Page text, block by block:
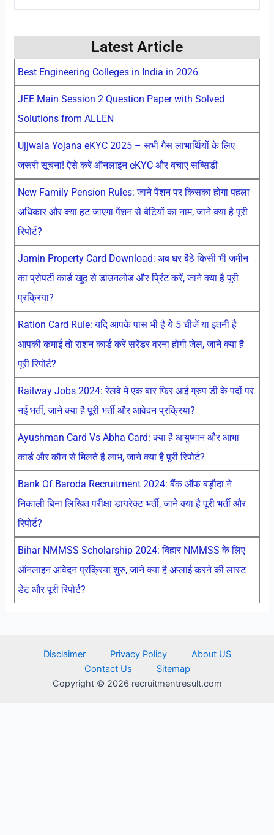
Latest Article
Best Engineering Colleges in India in 2026
JEE Main Session 2 Question Paper with Solved
Solutions from ALLEN
Ujjwala Yojana eKYC 2025 – सभी गैस लाभार्थियों के लिए
जरूरी सूचना! ऐसे करें ऑनलाइन eKYC और बचाएं सब्सिडी
New Family Pension Rules: जाने पेंशन पर किसका होगा पहला
अधिकार और क्या हट जाएगा पेंशन से बेटियों का नाम, जाने क्या है पूरी
रिपोर्ट?
Jamin Property Card Download: अब घर बैठे किसी भी जमीन
का प्रोपर्टी कार्ड खुद से डाउनलोड और प्रिंट करें, जाने क्या है पूरी
प्रक्रिया?
Ration Card Rule: यदि आपके पास भी है ये 5 चीजें या इतनी है
आपकी कमाई तो राशन कार्ड करें सरेंडर वरना होगी जेल, जाने क्या है
पूरी रिपोर्ट?
Railway Jobs 2024: रेलवे मे एक बार फिर आई ग्रुप डी के पदों पर
नई भर्ती, जाने क्या है पूरी भर्ती और आवेदन प्रक्रिया?
Ayushman Card Vs Abha Card: क्या है आयुष्मान और आभा
कार्ड और कौन से मिलते है लाभ, जाने क्या है पूरी रिपोर्ट?
Bank Of Baroda Recruitment 2024: बैंक ऑफ बड़ौदा ने
निकाली बिना लिखित परीक्षा डायरेक्ट भर्ती, जाने क्या है पूरी भर्ती और
रिपोर्ट?
Bihar NMMSS Scholarship 2024: बिहार NMMSS के लिए
ऑनलाइन आवेदन प्रक्रिया शुरु, जाने क्या है अप्लाई करने की लास्ट
डेट और पूरी रिपोर्ट?
Disclaimer Privacy Policy
About US
Contact Us
Sitemap
Copyright © 2026 recruitmentresult.com